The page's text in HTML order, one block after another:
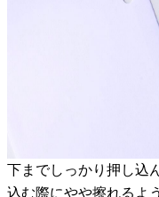
下までしっかり押し込
込む際にやや擦れるよ